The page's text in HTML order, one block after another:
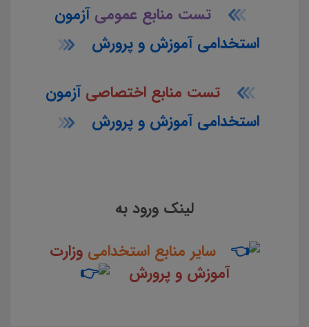
تست منابع عمومی آزمون
استخدامی آموزش و پرورش
تست منابع اختصاصی آزمون
استخدامی آموزش و پرورش
لینک ورود به
سایر منابع استخدامیوزارت
آموزش و پرورش